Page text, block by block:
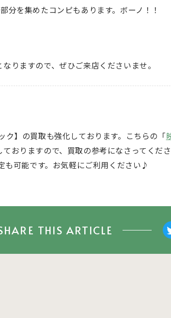
分を集めたコンピもあります。ボーノ！！
りますので、ぜひご来店くださいませ。
】 の買取も強化しております。こちらの「
おりますので、買取の参考になさってくださ
も可能です。お気軽にご利用ください♪
THIS ARTICLE